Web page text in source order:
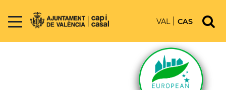
VAL CAS